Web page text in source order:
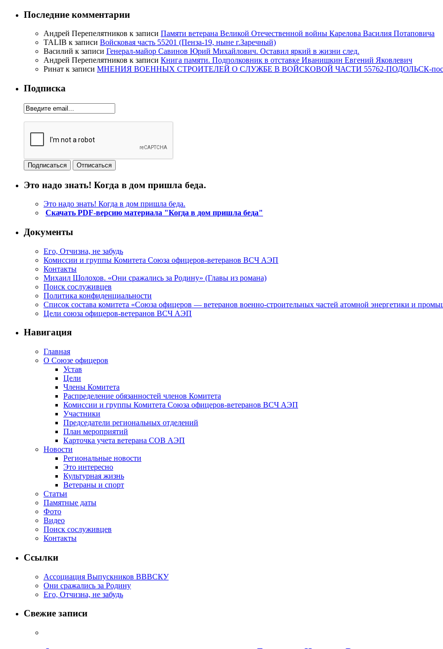
Последние комментарии
Андрей Перепелятников к записи Памяти ветерана Великой Отечественной войны Карелова Василия Потаповича
TALIB к записи Войсковая часть 55201 (Пенза-19, ныне г.Заречный)
Василий к записи Генерал-майор Савинов Юрий Михайлович. Оставил яркий в жизни след.
Андрей Перепелятников к записи Книга памяти. Подполковник в отставке Иванишкин Евгений Яковлевич
Ринат к записи МНЕНИЯ ВОЕННЫХ СТРОИТЕЛЕЙ О СЛУЖБЕ В ВОЙСКОВОЙ ЧАСТИ 55762-ПОДОЛЬСК-
Подписка
Это надо знать! Когда в дом пришла беда.
Это надо знать! Когда в дом пришла беда.
Скачать PDF-версию материала "Когда в дом пришла беда"
Документы
Его, Отчизна, не забудь
Комиссии и группы Комитета Союза офицеров-ветеранов ВСЧ АЭП
Контакты
Михаил Шолохов. «Они сражались за Родину» (Главы из романа)
Поиск сослуживцев
Политика конфиденциальности
Список состава комитета «Союза офицеров — ветеранов военно-строительных частей атомной энергетики и
Цели союза офицеров-ветеранов ВСЧ АЭП
Навигация
Главная
О Союзе офицеров
Устав
Цели
Члены Комитета
Распределение обязанностей членов Комитета
Комиссии и группы Комитета Союза офицеров-ветеранов ВСЧ АЭП
Участники
Председатели региональных отделений
План мероприятий
Карточка учета ветерана CОВ АЭП
Новости
Региональные новости
Это интересно
Культурная жизнь
Ветераны и спорт
Статьи
Памятные даты
Фото
Видео
Поиск сослуживцев
Контакты
Ссылки
Ассоциация Выпускников ВВВСКУ
Они сражались за Родину
Его, Отчизна, не забудь
Свежие записи